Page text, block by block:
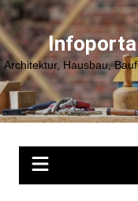
Zum
Inhalt
springen
Architektur, Hausbau,